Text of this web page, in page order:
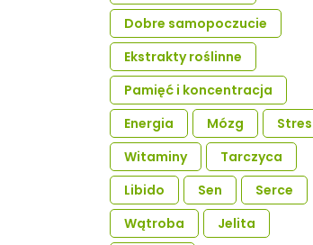
Dobre samopoczucie
Ekstrakty roślinne
Pamięć i koncentracja
Energia
Mózg
Stres
Witaminy
Tarczyca
Libido
Sen
Serce
Wątroba
Jelita